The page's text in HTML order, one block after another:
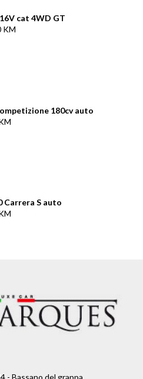
cat 4WD GT
KM
180cv auto
Carrera S auto
- Bassano del grappa